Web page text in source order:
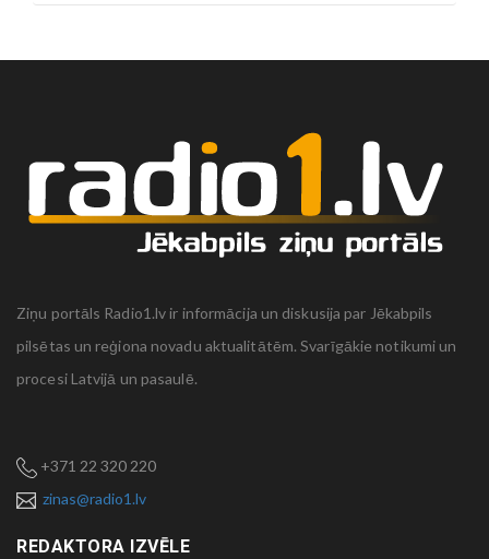
Ziņu portāls Radio1.lv ir informācija un diskusija par Jēkabpils
pilsētas un reģiona novadu aktualitātēm. Svarīgākie notikumi un
procesi Latvijā un pasaulē.
+371 22 320 220
zinas@radio1.lv
REDAKTORA IZVĒLE